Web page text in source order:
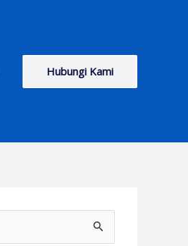
Hubungi Kami